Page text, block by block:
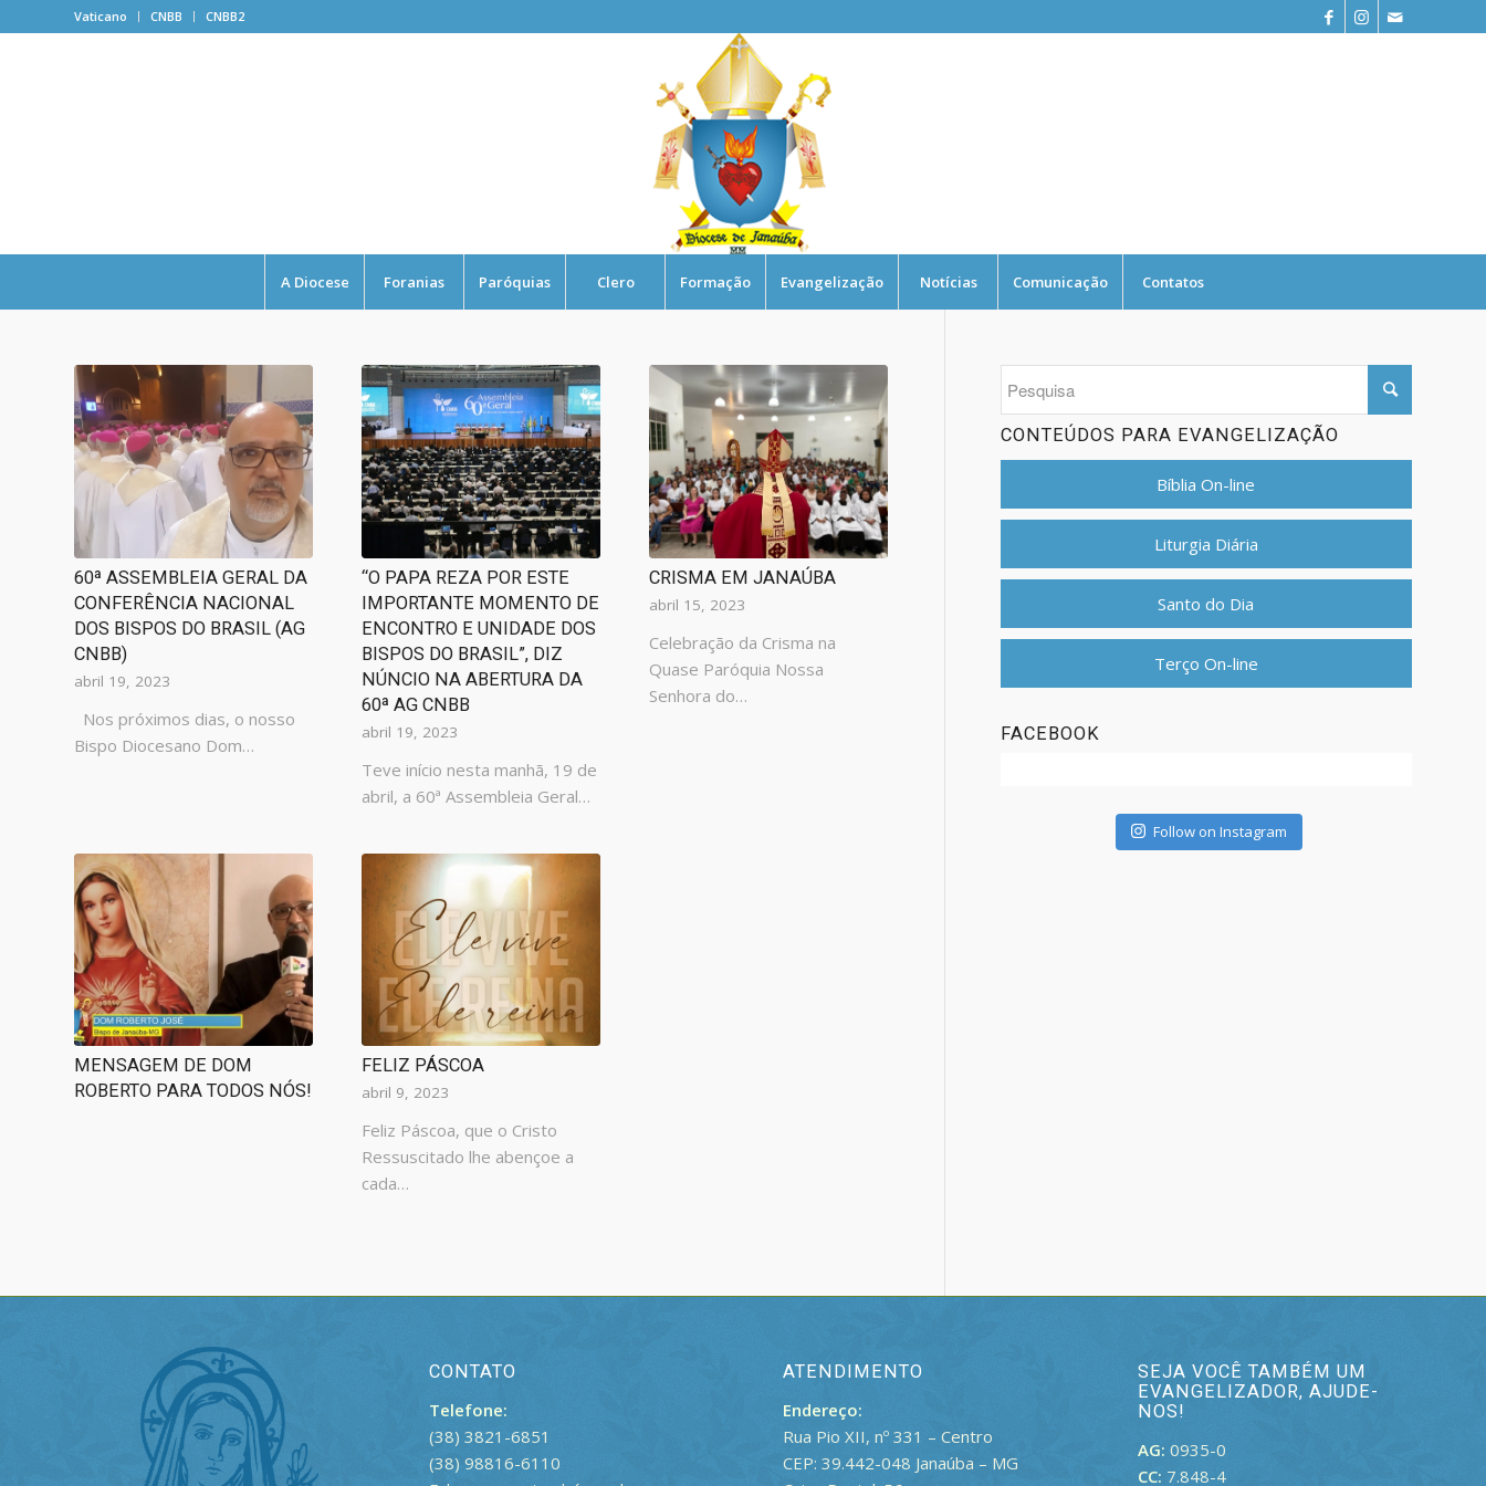
Vaticano CNBB CNBB2
A Diocese Foranias Paróquias Clero Formação Evangelização Notícias Comunicação Contatos
60ª ASSEMBLEIA GERAL DA
CONFERÊNCIA NACIONAL
DOS BISPOS DO BRASIL (AG
CNBB)
abril 19, 2023
Nos próximos dias, o nosso
Bispo Diocesano Dom…
“O PAPA REZA POR ESTE
IMPORTANTE MOMENTO DE
ENCONTRO E UNIDADE DOS
BISPOS DO BRASIL”, DIZ
NÚNCIO NA ABERTURA DA
60ª AG CNBB
abril 19, 2023
Teve início nesta manhã, 19 de
abril, a 60ª Assembleia Geral…
CRISMA EM JANAÚBA
abril 15, 2023
Celebração da Crisma na
Quase Paróquia Nossa
Senhora do…
MENSAGEM DE DOM
ROBERTO PARA TODOS NÓS!
FELIZ PÁSCOA
abril 9, 2023
Feliz Páscoa, que o Cristo
Ressuscitado lhe abençoe a
cada…
CONTEÚDOS PARA EVANGELIZAÇÃO
Bíblia On-line
Liturgia Diária
Santo do Dia
Terço On-line
FACEBOOK
Follow on Instagram
CONTATO
Telefone:
(38) 3821-6851
(38) 98816-6110
ATENDIMENTO
Endereço:
Rua Pio XII, nº 331 – Centro
CEP: 39.442-048 Janaúba – MG
SEJA VOCÊ TAMBÉM UM
EVANGELIZADOR, AJUDE-
NOS!
AG: 0935-0
CC: 7.848-4